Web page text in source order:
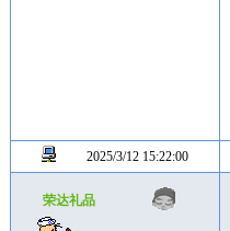
2025/3/12 15:22:00
荣达礼品